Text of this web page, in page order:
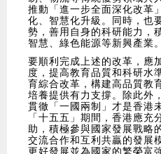
推動「進一步全面深化改革
化、智慧化升級。同時，也
勢，善用自身的科研能力，
智慧、綠色能源等新興產業。
要順利完成上述的改革，應
度，提高教育品質和科研水
育綜合改革，構建高品質教
培養提供有力支撐。除此外
貫徹「一國兩制」才是香港
「十五五」期間，香港應
助，積極參與國家發展戰略
交流合作和互利共贏的發展
更好發展並為國家的繁榮富